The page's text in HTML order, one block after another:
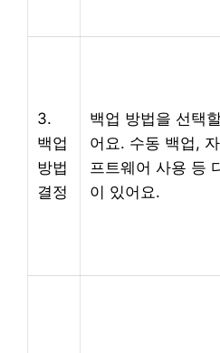
3.
백업
방법
결정
백업 방법을 선택
어요. 수동 백업,
프트웨어 사용 등
이 있어요.